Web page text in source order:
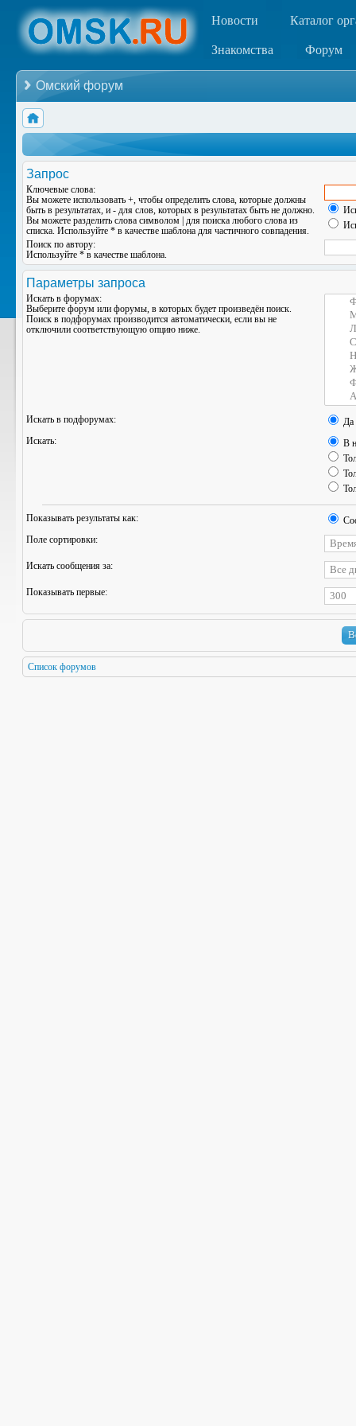
Новости Каталог
Знакомства Форум
Омский форум
Запрос
Ключевые слова:
Вы можете использовать +, чтобы определить слова, которые должны
быть в результатах, и - для слов, которых в результатах быть не должно.
Вы можете разделить слова символом для поиска любого слова из
списка. Используйте * в качестве шаблона для частичного совпадения.
Поиск по автору:
Используйте * в качестве шаблона.
Параметры запроса
Искать в форумах:
Выберите форум или форумы, в которых будет произведён поиск.
Поиск в подфорумах производится автоматически, если вы не
отключили соответствующую опцию ниже.
Искать в подфорумах:
Да
Искать:
В
Показывать результаты как:
Поле сортировки:
Искать сообщения за:
Показывать первые:
Список форумов